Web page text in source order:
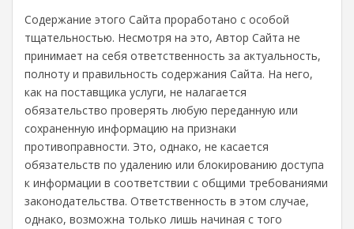
Содержание этого Сайта проработано с особой
тщательностью. Несмотря на это, Автор Сайта не
принимает на себя ответственность за актуальность,
полноту и правильность содержания Сайта. На него,
как на поставщика услуги, не налагается
обязательство проверять любую переданную или
сохраненную информацию на признаки
противоправности. Это, однако, не касается
обязательств по удалению или блокированию доступа
к информации в соответствии с общими требованиями
законодательства. Ответственность в этом случае,
однако, возможна только лишь начиная с того